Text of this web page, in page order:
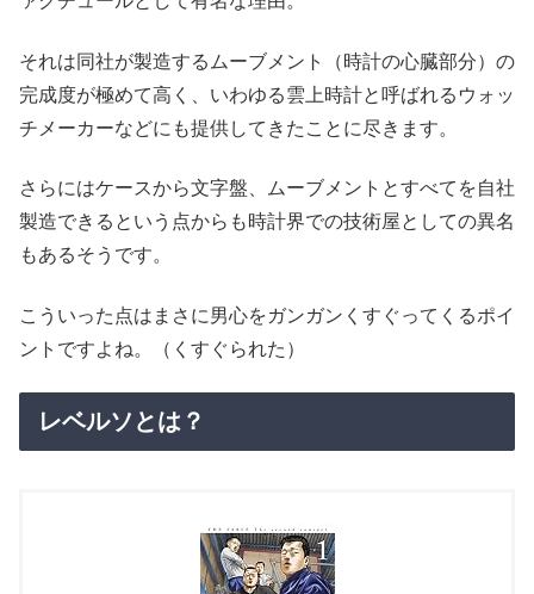
それは同社が製造するムーブメント（時計の心臓部分）の
完成度が極めて高く、いわゆる雲上時計と呼ばれるウォッ
チメーカーなどにも提供してきたことに尽きます。
さらにはケースから文字盤、ムーブメントとすべてを自社
製造できるという点からも時計界での技術屋としての異名
もあるそうです。
こういった点はまさに男心をガンガンくすぐってくるポイ
ントですよね。（くすぐられた）
レベルソとは？